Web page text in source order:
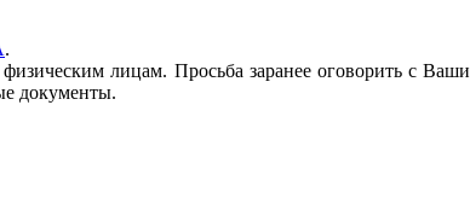
.
лицам. Просьба заранее оговорить с
документы.